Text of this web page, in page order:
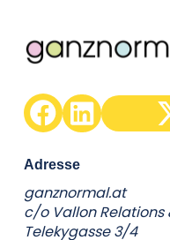
Adresse
ganznormal.at
c/o Vallon Relations
Telekygasse 3/4